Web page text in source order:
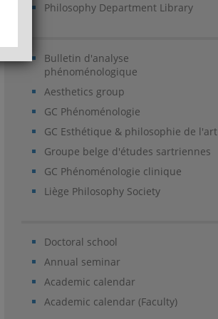
Philosophy Department Library
Bulletin d'analyse
phénoménologique
Aesthetics group
GC Phénoménologie
GC Esthétique & philosophie de l'art
Groupe belge d'études sartriennes
GC Phénoménologie clinique
Liège Philosophy Society
Doctoral school
Annual seminar
Academic calendar
Academic calendar (Faculty)